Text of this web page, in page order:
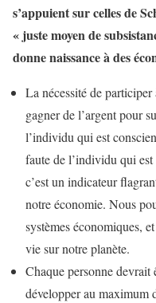
s’appuient sur celles de
« juste moyen de
donne naissance à des
La nécessité de
gagner de l’argent pour
l’individu qui est
faute de l’individu qui
c’est un indicateur
notre économie. Nous
systèmes économiques,
vie sur notre planète.
Chaque personne devrait
développer au maximum